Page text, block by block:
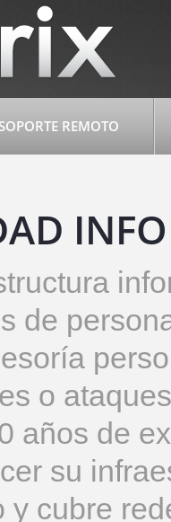
SOPORTE REMOTO
de
o
años de
su
y cubre